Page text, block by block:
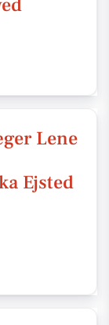
Lene
Ejsted